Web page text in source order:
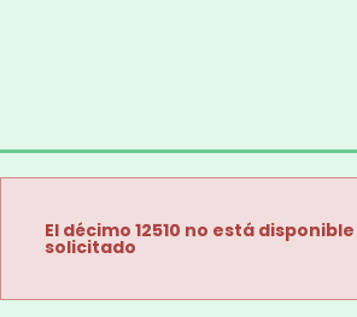
El décimo 12510 no está
solicitado